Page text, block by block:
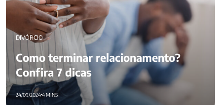
DIVÓRCIO
Como terminar relacionamento?
Confira 7 dicas
24/09/20244 MINS